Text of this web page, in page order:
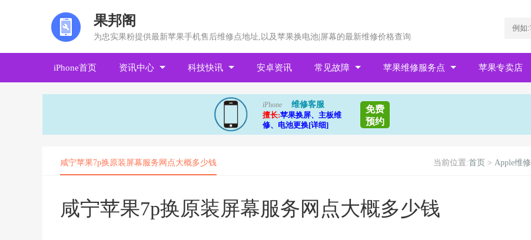
果邦阁
为忠实果粉提供最新苹果手机售后维修点地址,以及苹果换电池|屏幕的最新维修价格查询
iPhone首页 资讯中心 科技快讯 安卓资讯 常见故障 苹果维修服务点 苹果专卖店
iPhone
维修客服
擅长:苹果换屏、主板维
修、电池更换[详细]
免费
预约
咸宁苹果7p换原装屏幕服务网点大概多少钱 当前位置:首页 > Apple维修
咸宁苹果7p换原装屏幕服务网点大概多少钱